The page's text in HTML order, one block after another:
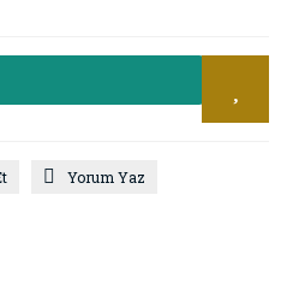
Yorum Yaz